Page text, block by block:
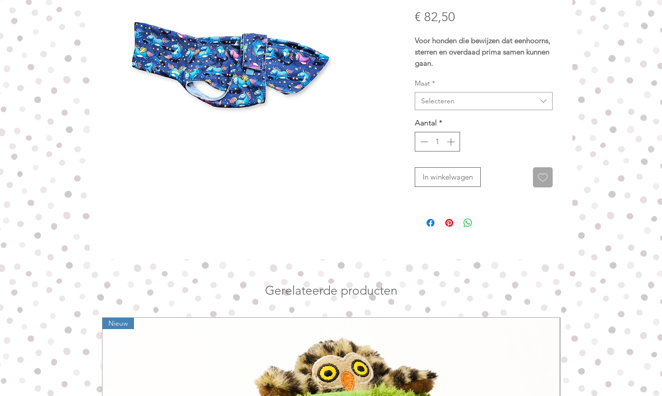
€ 82,50
Voor honden die bewijzen dat eenhoorns,
sterren en overdaad prima samen kunnen
gaan.
De Starlit Unicorn Coat is gemaakt van
premium softshell die wind en regen
moeiteloos op afstand houdt, met een
zachte lichtblauwe fleecevoering die je
hond heerlijk warm en comfortabel houdt.
De unicorns, sterren en kleurrijke details
geven dit jasje een dromerige look met
precies genoeg overdrijving.
Het model loopt tot over de staartaanzet
Geen probleem. Het harnas kan gewoon
plek.
Geschikt als hondenjasje voor
Twijfel je tussen twee maten? Kies dan
Maat *
Selecteren
Aantal *
In winkelwagen
Gerelateerde producten
Nieuw Nieuw